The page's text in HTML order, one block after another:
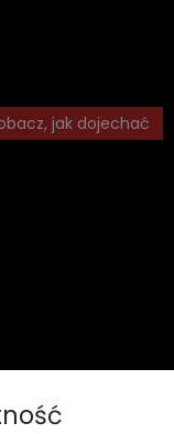
jak dojechać